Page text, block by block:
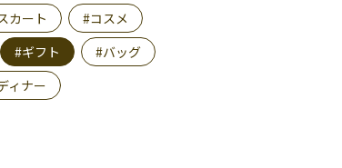
カート
#コスメ
#ギフト
#バッグ
ィナー